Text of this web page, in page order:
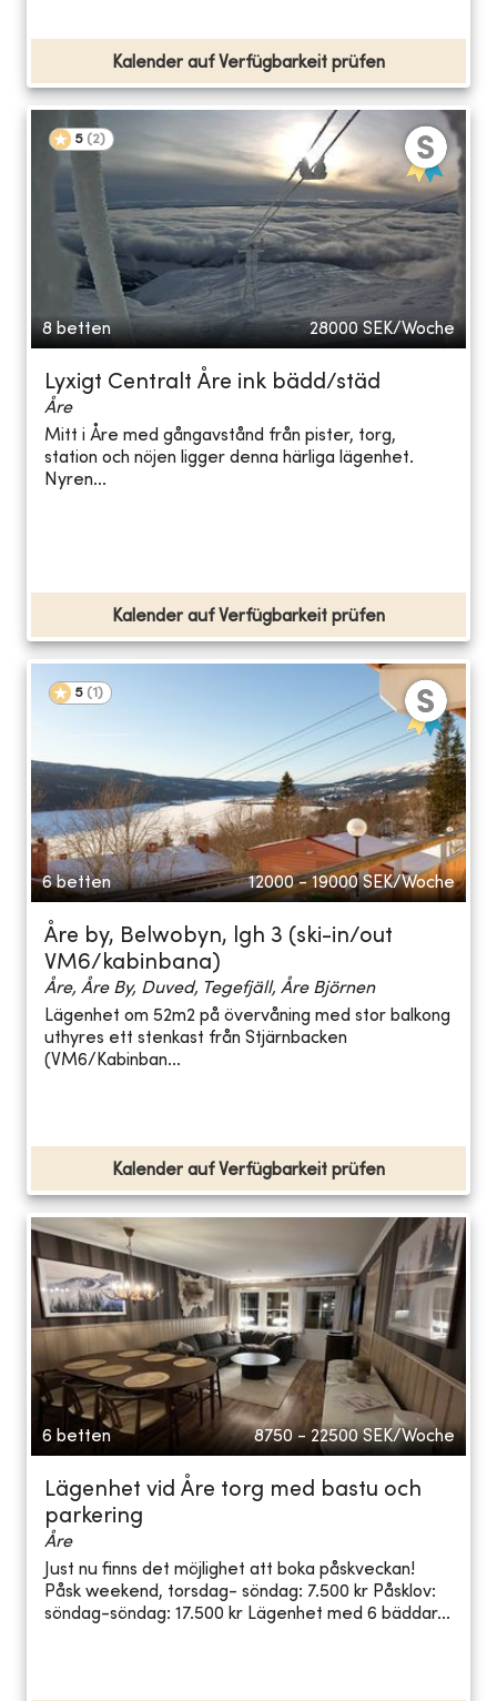
Kalender auf Verfügbarkeit prüfen
5 (2)
8 betten 28000 SEK/Woche
Lyxigt Centralt Åre ink bädd/städ
Åre
Mitt i Åre med gångavstånd från pister, torg,
station och nöjen ligger denna härliga lägenhet.
Nyren...
Kalender auf Verfügbarkeit prüfen
5 (1 )
6 betten 12000 - 19000 SEK/Woche
Åre by, Belwobyn, lgh 3 (ski-in/out
VM6/kabinbana)
Åre, Åre By, Duved, Tegefjäll, Åre Björnen
Lägenhet om 52m2 på övervåning med stor balkong
uthyres ett stenkast från Stjärnbacken
(VM6/Kabinban...
Kalender auf Verfügbarkeit prüfen
6 betten 8750 - 22500 SEK/Woche
Lägenhet vid Åre torg med bastu och
parkering
Åre
Just nu finns det möjlighet att boka påskveckan!
Påsk weekend, torsdag- söndag: 7.500 kr Påsklov:
söndag-söndag: 17.500 kr Lägenhet med 6 bäddar...